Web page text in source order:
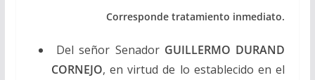
Corresponde tratamiento inmediato.
Del señor Senador GUILLERMO DURAND
CORNEJO, en virtud de lo establecido en el